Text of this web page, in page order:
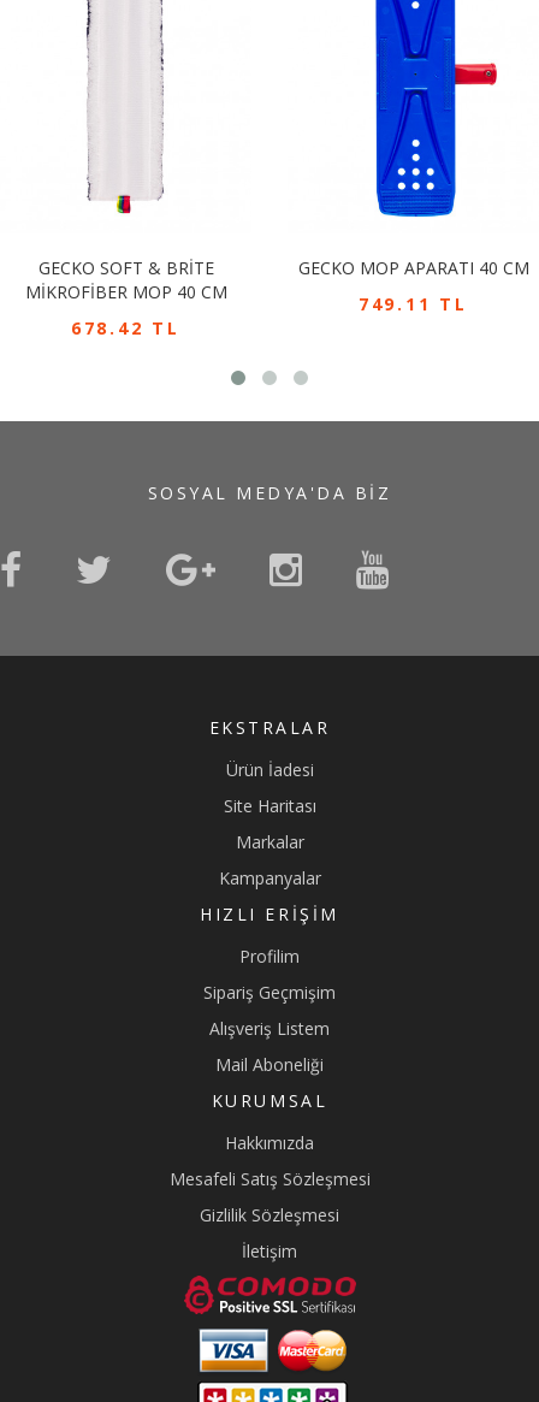
GECKO SOFT & BRİTE
MİKROFİBER MOP 40 CM
678.42 TL
GECKO MOP APARATI 40 CM
749.11 TL
SOSYAL MEDYA'DA BIZ
EKSTRALAR
Ürün İadesi
Site Haritası
Markalar
Kampanyalar
HIZLI ERIŞIM
Profilim
Sipariş Geçmişim
Alışveriş Listem
Mail Aboneliği
KURUMSAL
Hakkımızda
Mesafeli Satış Sözleşmesi
Gizlilik Sözleşmesi
İletişim